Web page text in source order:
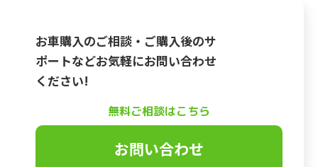
お車購入のご相談・ご購入後のサ
ポートなどお気軽にお問い合わせ
ください!
無料ご相談はこちら
お問い合わせ